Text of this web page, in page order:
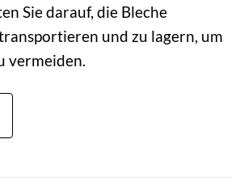
Sie darauf, die Bleche
und zu lagern, um
vermeiden.